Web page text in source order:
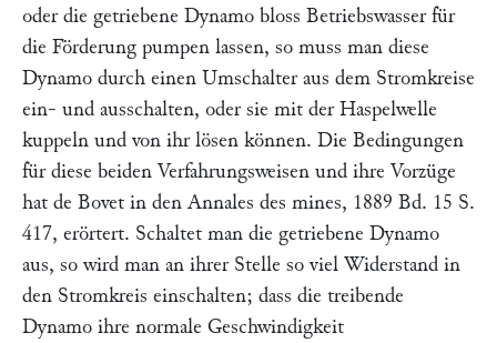
oder die getriebene Dynamo bloss Betriebswasser für
die Förderung pumpen lassen, so muss man diese
Dynamo durch einen Umschalter aus dem Stromkreise
ein- und ausschalten, oder sie mit der Haspelwelle
kuppeln und von ihr lösen können. Die Bedingungen
für diese beiden Verfahrungsweisen und ihre Vorzüge
hat de Bovet in den Annales des mines, 1889 Bd. 15 S.
417, erörtert. Schaltet man die getriebene Dynamo
aus, so wird man an ihrer Stelle so viel Widerstand in
den Stromkreis einschalten; dass die treibende
Dynamo ihre normale Geschwindigkeit